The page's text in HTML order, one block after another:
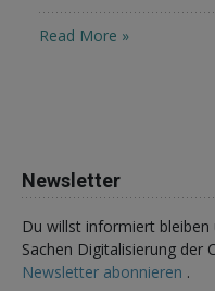
Read More »
Newsletter
Du willst informiert bleiben
Sachen Digitalisierung der
Newsletter abonnieren .